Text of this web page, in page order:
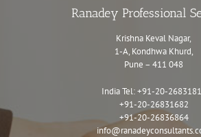
Ranadey Professional
Krishna Keval Nagar,
1-A, Kondhwa Khurd,
Pune – 411 048
India Tel:+91-20-
+91-20-26831682
+91-20-26836864